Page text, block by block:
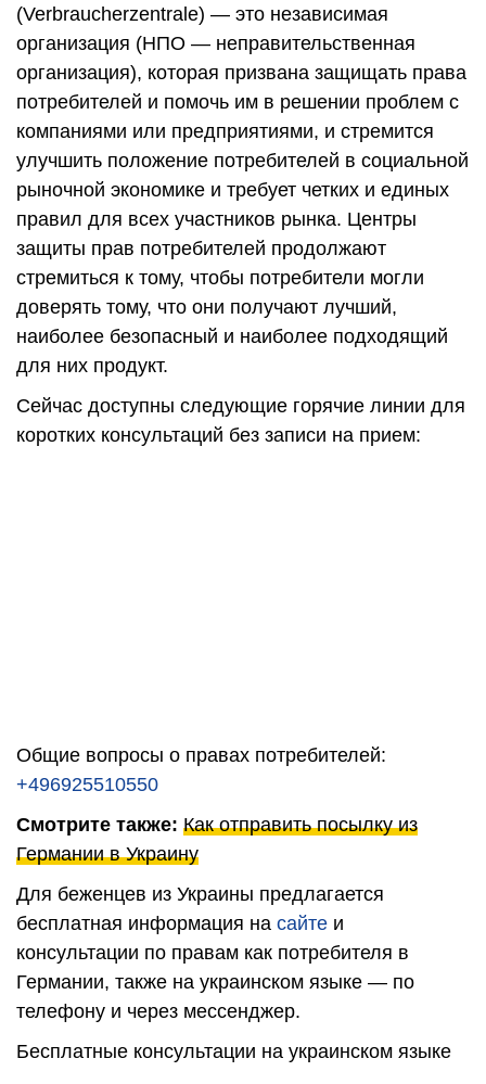
(Verbraucherzentrale) — это независимая
организация (НПО — неправительственная
организация), которая призвана защищать права
потребителей и помочь им в решении проблем с
компаниями или предприятиями, и стремится
улучшить положение потребителей в социальной
рыночной экономике и требует четких и единых
правил для всех участников рынка. Центры
защиты прав потребителей продолжают
стремиться к тому, чтобы потребители могли
доверять тому, что они получают лучший,
наиболее безопасный и наиболее подходящий
для них продукт.
Сейчас доступны следующие горячие линии для
коротких консультаций без записи на прием:
Общие вопросы о правах потребителей:
+496925510550
Смотрите также: Как отправить посылку из
Германии в Украину
Для беженцев из Украины предлагается
бесплатная информация на сайте и
консультации по правам как потребителя в
Германии, также на украинском языке — по
телефону и через мессенджер.
Бесплатные консультации на украинском языке